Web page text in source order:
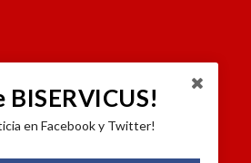
en Facebook y Twitter!